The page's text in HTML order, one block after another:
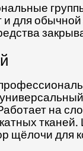
для
на
щёлочи для